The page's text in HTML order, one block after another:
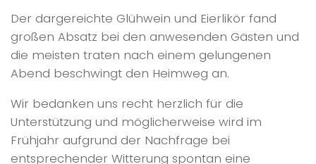
Der dargereichte Glühwein und Eierlikör fand
großen Absatz bei den anwesenden Gästen und
die meisten traten nach einem gelungenen
Abend beschwingt den Heimweg an.
Wir bedanken uns recht herzlich für die
Unterstützung und möglicherweise wird im
Frühjahr aufgrund der Nachfrage bei
entsprechender Witterung spontan eine